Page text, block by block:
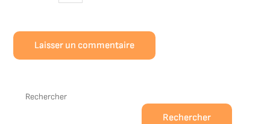
Rechercher
Rechercher